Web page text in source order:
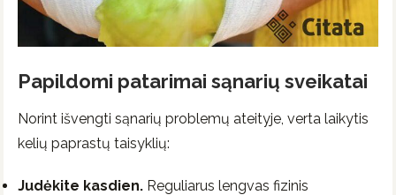
Papildomi patarimai sąnarių sveikatai
Norint išvengti sąnarių problemų ateityje, verta laikytis
kelių paprastų taisyklių:
Judėkite kasdien. Reguliarus lengvas fizinis